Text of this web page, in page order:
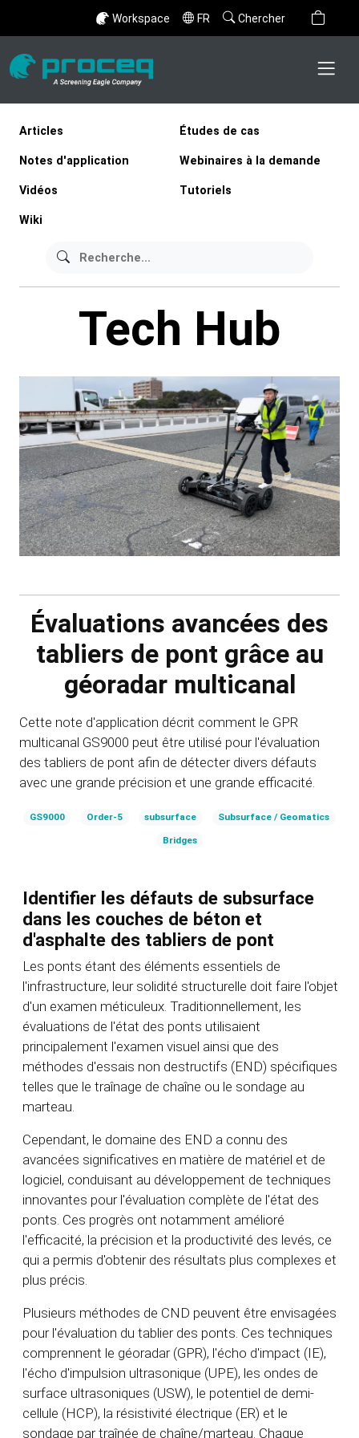
Workspace FR Chercher
Articles Études de cas
Notes d'application Webinaires à la demande
Vidéos Tutoriels
Wiki
Tech Hub
Évaluations avancées des
tabliers de pont grâce au
géoradar multicanal
Cette note d'application décrit comment le GPR
multicanal GS9000 peut être utilisé pour l'évaluation
des tabliers de pont afin de détecter divers défauts
avec une grande précision et une grande efficacité.
GS9000 Order-5 subsurface Subsurface / Geomatics
Bridges
Identifier les défauts de subsurface
dans les couches de béton et
d'asphalte des tabliers de pont
Les ponts étant des éléments essentiels de
l'infrastructure, leur solidité structurelle doit faire l'objet
d'un examen méticuleux. Traditionnellement, les
évaluations de l'état des ponts utilisaient
principalement l'examen visuel ainsi que des
méthodes d'essais non destructifs (END) spécifiques
telles que le traînage de chaîne ou le sondage au
marteau.
Cependant, le domaine des END a connu des
avancées significatives en matière de matériel et de
logiciel, conduisant au développement de techniques
innovantes pour l'évaluation complète de l'état des
ponts. Ces progrès ont notamment amélioré
l'efficacité, la précision et la productivité des levés, ce
qui a permis d'obtenir des résultats plus complexes et
plus précis.
Plusieurs méthodes de CND peuvent être envisagées
pour l'évaluation du tablier des ponts. Ces techniques
comprennent le géoradar (GPR), l'écho d'impact (IE),
l'écho d'impulsion ultrasonique (UPE), les ondes de
surface ultrasoniques (USW), le potentiel de demi-
cellule (HCP), la résistivité électrique (ER) et le
sondage par traînée de chaîne/marteau. Chaque